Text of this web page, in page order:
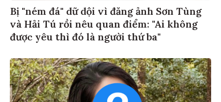
Bị "ném đá" dữ dội vì đăng ảnh Sơn Tùng
và Hải Tú rồi nêu quan điểm: "Ai không
được yêu thì đó là người thứ ba"